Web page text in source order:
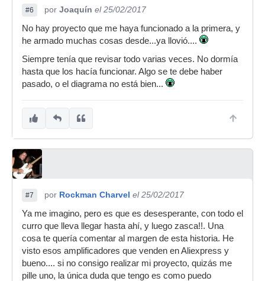
#6 por Joaquín el 25/02/2017
No hay proyecto que me haya funcionado a la primera, y
he armado muchas cosas desde...ya llovió....
Siempre tenía que revisar todo varias veces. No dormía
hasta que los hacía funcionar. Algo se te debe haber
pasado, o el diagrama no está bien...
#7 por Rockman Charvel el 25/02/2017
Ya me imagino, pero es que es desesperante, con todo el
curro que lleva llegar hasta ahí, y luego zasca!!. Una
cosa te quería comentar al margen de esta historia. He
visto esos amplificadores que venden en Aliexpress y
bueno.... si no consigo realizar mi proyecto, quizás me
pille uno, la única duda que tengo es como puedo